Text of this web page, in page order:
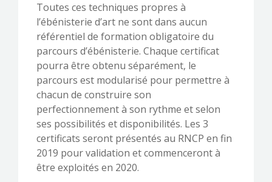
Toutes ces techniques propres à
l’ébénisterie d’art ne sont dans aucun
référentiel de formation obligatoire du
parcours d’ébénisterie. Chaque certificat
pourra être obtenu séparément, le
parcours est modularisé pour permettre à
chacun de construire son
perfectionnement à son rythme et selon
ses possibilités et disponibilités. Les 3
certificats seront présentés au RNCP en fin
2019 pour validation et commenceront à
être exploités en 2020.